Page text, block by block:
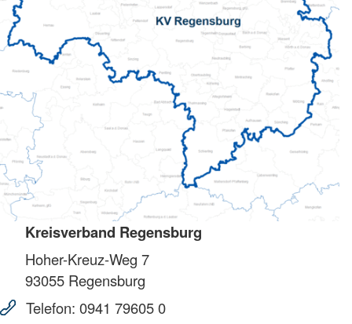
Kreisverband Regensburg
Hoher-Kreuz-Weg 7
93055 Regensburg
Telefon: 0941 79605 0